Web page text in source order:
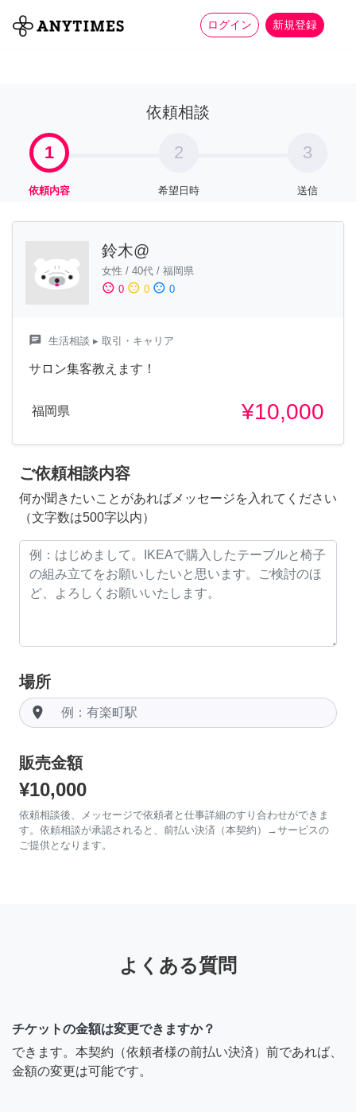
ログイン 新規登録
全て 家事 more_horiz
依頼相談
1
依頼内容
2
希望日時
3
送信
鈴木@
女性 / 40代 / 福岡県
sentiment_satisfied 0 sentiment_neutral 0 sentiment_dissatisfied 0
chat 生活相談 ▸ 取引・キャリア
サロン集客教えます！
福岡県 ¥10,000
ご依頼相談内容
何か聞きたいことがあればメッセージを入れてください
（文字数は500字以内）
場所
room
販売金額
¥10,000
依頼相談後、メッセージで依頼者と仕事詳細のすり合わせができま
す。依頼相談が承認されると、前払い決済（本契約）→サービスの
ご提供となります。
よくある質問
チケットの金額は変更できますか？
できます。本契約（依頼者様の前払い決済）前であれば、
金額の変更は可能です。